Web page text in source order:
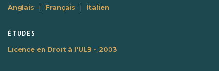
Anglais | Français | Italien
ÉTUDES
Licence en Droit à l'ULB - 2003